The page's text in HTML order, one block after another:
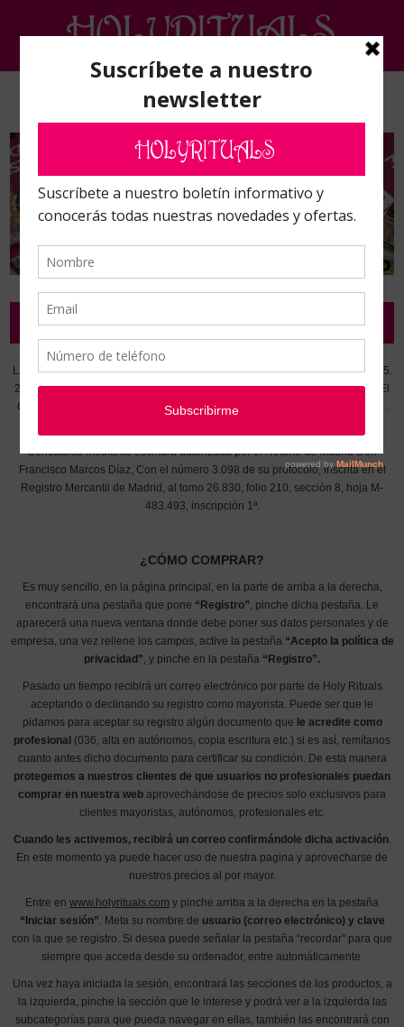
FAQ
LABORATORIO RITUALS S.L Domicilio fiscal: Calle Fulgencio de Miguel nº 5.
28039 Madrid. Tienda exposición, fábrica, laboratorio y distribuidora: calle El
Campo Nº 132. 13700 Ciudad Real. Telf: 926511178 Correo electrónico:
Constituida mediante escritura autorizada por el Notario de Madrid Don
Francisco Marcos Díaz, Con el número 3.098 de su protocolo, inscrita en el
Registro Mercantil de Madrid, al tomo 26.830, folio 210, sección 8, hoja M-
483.493, inscripción 1ª.
¿CÓMO COMPRAR?
Es muy sencillo, en la página principal, en la parte de arriba a la derecha,
encontrará una pestaña que pone “Registro” , pinche dicha pestaña. Le
aparecerá una nueva ventana donde debe poner sus datos personales y de
empresa, una vez rellene los campos, active la pestaña “Acepto la política de
privacidad” , y pinche en la pestaña “Registro”.
Pasado un tiempo recibirá un correo electrónico por parte de Holy Rituals
aceptando o declinando su registro como mayorista. Puede ser que le
pidamos para aceptar su registro algún documento que le acredite como
profesional (036, alta en autónomos, copia escritura etc.) si es así, remítanos
cuanto antes dicho documento para certificar su condición. De esta manera
protegemos a nuestros clientes de que usuarios no profesionales puedan
comprar en nuestra web aprovechándose de precios solo exclusivos para
clientes mayoristas, autónomos, profesionales etc.
Cuando les activemos, recibirá un correo confirmándole dicha activación.
En este momento ya puede hacer uso de nuestra pagina y aprovecharse de
nuestros precios al por mayor.
Entre en www.holyrituals.com y pinche arriba a la derecha en la pestaña
“Iniciar sesión” . Meta su nombre de usuario (correo electrónico) y clave
con la que se registro. Si desea puede señalar la pestaña “recordar” para que
siempre que acceda desde su ordenador, entre automáticamente.
Una vez haya iniciada la sesión, encontrará las secciones de los productos, a
la izquierda, pinche la sección que le interese y podrá ver a la izquierda las
subcategorías para que pueda navegar en ellas, también las encontrará con